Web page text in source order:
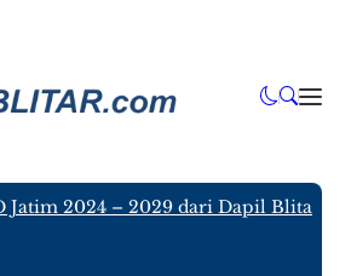
2024 – 2029 dari Dapil Blitar dan